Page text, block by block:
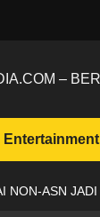
–
Entertainment
NON-ASN